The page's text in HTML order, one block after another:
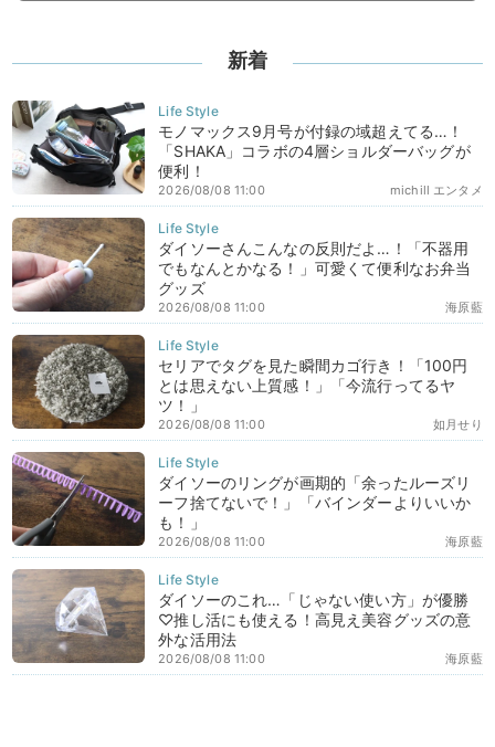
新着
モノマックス9月号が付録の域超えてる…！
「SHAKA」コラボの4層ショルダーバッグが
便利！
michill エンタメ
2026/08/08 11:00
ダイソーさんこんなの反則だよ…！「不器用
でもなんとかなる！」可愛くて便利なお弁当
グッズ
海原藍
2026/08/08 11:00
セリアでタグを見た瞬間カゴ行き！「100円
とは思えない上質感！」「今流行ってるヤ
ツ！」
如月せり
2026/08/08 11:00
ダイソーのリングが画期的「余ったルーズリ
ーフ捨てないで！」「バインダーよりいいか
も！」
海原藍
2026/08/08 11:00
ダイソーのこれ…「じゃない使い方」が優勝
♡推し活にも使える！高見え美容グッズの意
外な活用法
海原藍
2026/08/08 11:00